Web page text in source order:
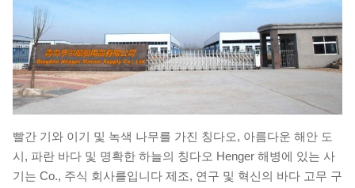
빨간 기와 이기 및 녹색 나무를 가진 칭다오, 아름다운 해안 도
시, 파란 바다 및 명확한 하늘의 칭다오 Henger 해병에 있는 사
기는 Co., 주식 회사를입니다 제조, 연구 및 혁신의 바다 고무 구